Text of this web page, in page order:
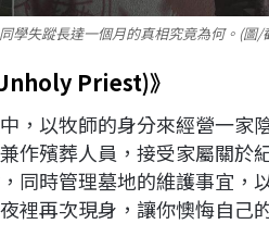
學失蹤長達一個月的真相究竟為何。(圖/
Priest)》
，以牧師的身分來經營一家
作殯葬人員，接受家屬關於
同時管理墓地的維護事宜，
裡再次現身，讓你懊悔自己